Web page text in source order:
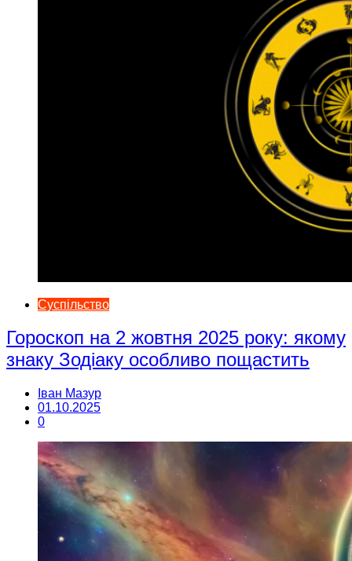
Суспільство
Гороскоп на 2 жовтня 2025 року: якому
знаку Зодіаку особливо пощастить
Іван Мазур
01.10.2025
0